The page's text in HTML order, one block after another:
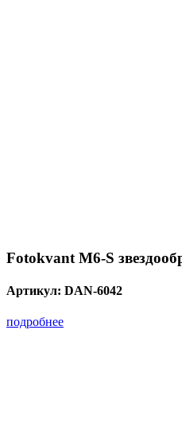
Fotokvant M6-S
Артикул: DAN-6042
подробнее